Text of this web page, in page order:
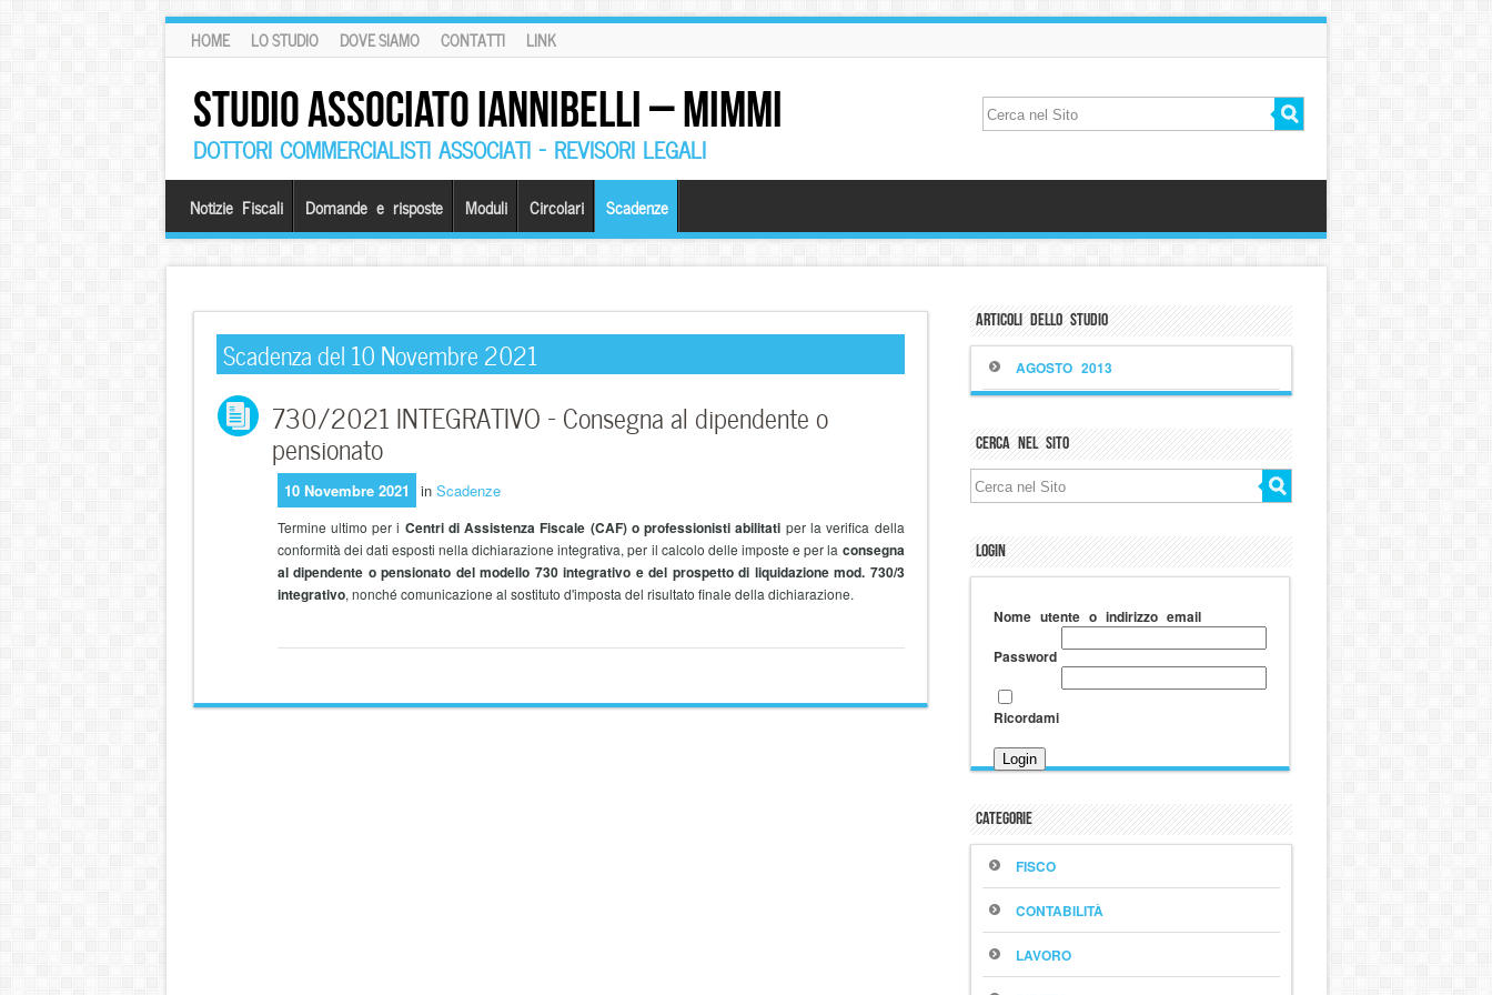
HOME LO STUDIO DOVE SIAMO CONTATTI LINK
STUDIO ASSOCIATO IANNIBELLI – MIMMI
DOTTORI COMMERCIALISTI ASSOCIATI – REVISORI LEGALI
Notizie Fiscali Domande e risposte Moduli Circolari Scadenze
Scadenza del 10 Novembre 2021
730/2021 INTEGRATIVO – Consegna al dipendente o
pensionato
10 Novembre 2021 in Scadenze
Termine ultimo per i Centri di Assistenza Fiscale (CAF) o professionisti abilitati per la verifica della
conformità dei dati esposti nella dichiarazione integrativa, per il calcolo delle imposte e per la consegna
al dipendente o pensionato del modello 730 integrativo e del prospetto di liquidazione mod. 730/3
integrativo, nonché comunicazione al sostituto d'imposta del risultato finale della dichiarazione.
Articoli dello Studio
AGOSTO 2013
Cerca nel sito
Login
Nome utente o indirizzo email
Password
Ricordami
Categorie
FISCO
CONTABILITÀ
LAVORO